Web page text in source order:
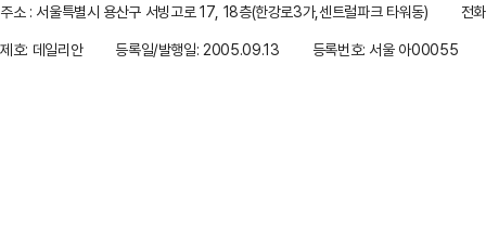
주소 : 서울특별시 용산구 서빙고로 17, 18층(한강로3가,센트럴파크 타워동)
전
제호: 데일리안
등록일/발행일: 2005.09.13 등록번호: 서울 아00055